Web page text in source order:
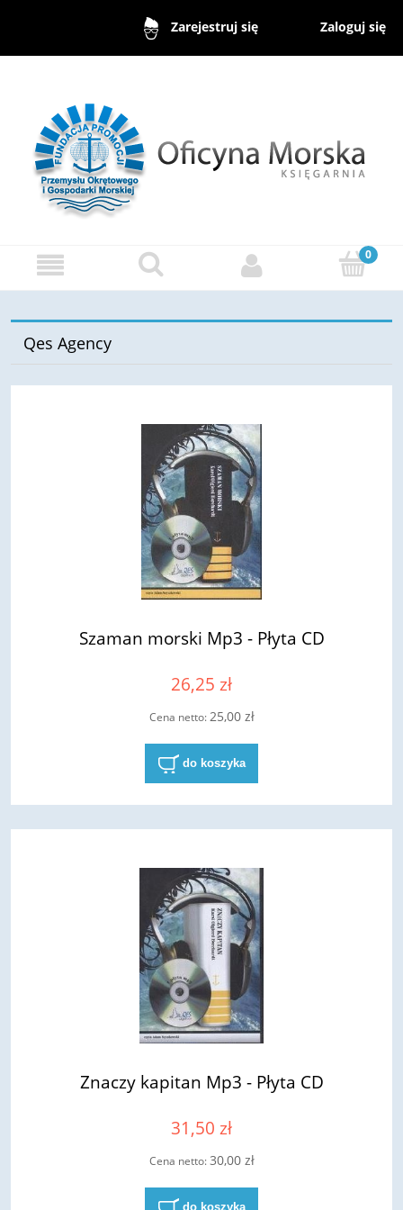
Zarejestruj się Zaloguj się
Qes Agency
Szaman morski Mp3 - Płyta CD
26,25 zł
Cena netto: 25,00 zł
do koszyka
Znaczy kapitan Mp3 - Płyta CD
31,50 zł
Cena netto:30,00 zł
do koszyka